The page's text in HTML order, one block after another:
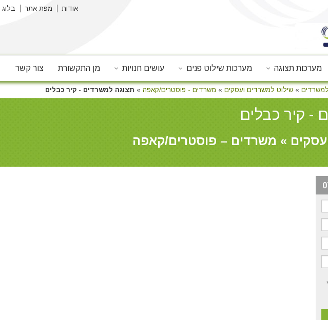
אודות מפת אתר בלוג
מערכות תצוגה מערכות שילוט פנים עושים חנויות מן התקשורת צור קשר
» שילוט למשרדים ועסקים » משרדים - פוסטרים/קאפה » תצוגה למשרדים - קיר כבלים
- קיר כבלים
» משרדים – פוסטרים/קאפה